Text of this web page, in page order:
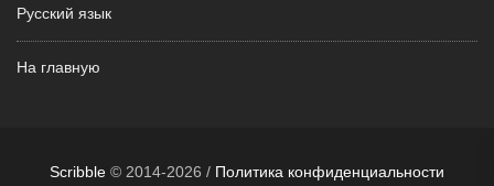
Русский язык
На главную
Scribble © 2014-2026 / Политика конфиденциальности